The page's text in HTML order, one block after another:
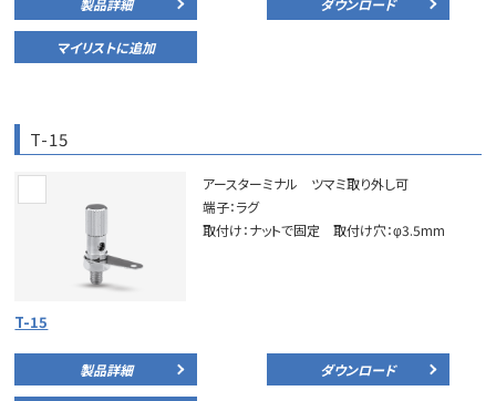
製品詳細 ダウンロード
マイリストに追加
T-15
T-15
アースターミナル ツマミ取り外し可
端子：ラグ
取付け：ナットで固定 取付け穴：φ3.5mm
製品詳細 ダウンロード